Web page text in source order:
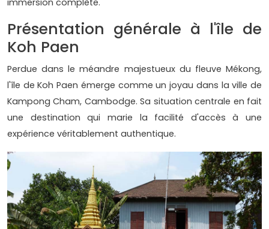
immersion complète.
Présentation générale à l'île de
Koh Paen
Perdue dans le méandre majestueux du fleuve Mékong,
l'île de Koh Paen émerge comme un joyau dans la ville de
Kampong Cham, Cambodge. Sa situation centrale en fait
une destination qui marie la facilité d'accès à une
expérience véritablement authentique.